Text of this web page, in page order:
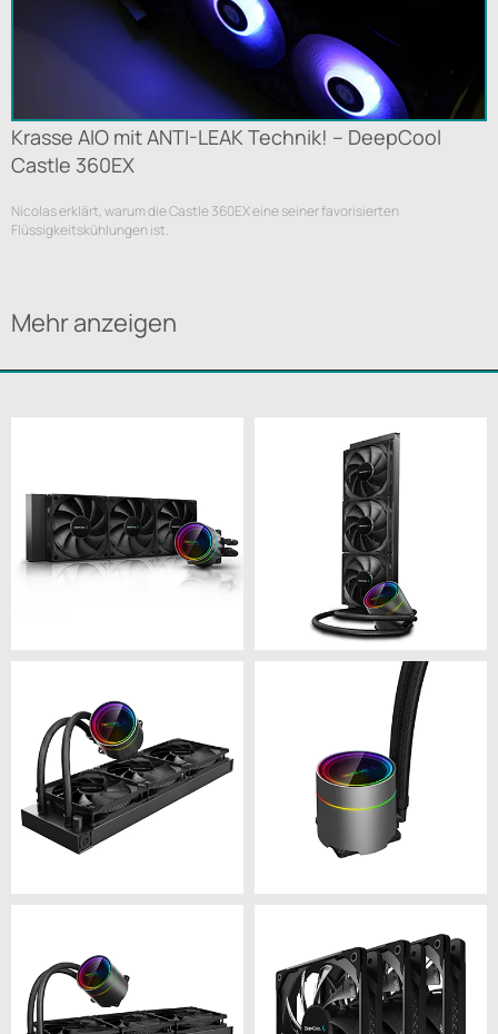
Krasse AIO mit ANTI-LEAK Technik! -- DeepCool
Castle 360EX
Nicolas erklärt, warum die Castle 360EX eine seiner favorisierten
Flüssigkeitskühlungen ist.
Mehr anzeigen